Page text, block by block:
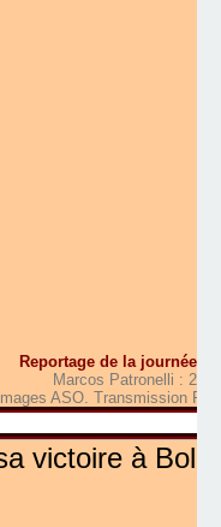
Reportage de la journée
Marcos Patronelli : 2
Images ASO. Transmission